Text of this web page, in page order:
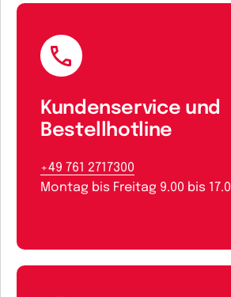
Kundenservice und
Bestellhotline
+49 761 2717300
Montag bis Freitag 9.00 bis